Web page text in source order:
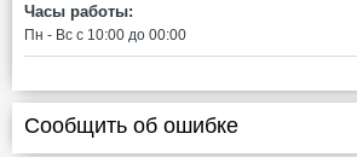
Часы работы:
Пн - Вс c 10:00 до 00:00
Сообщить об ошибке